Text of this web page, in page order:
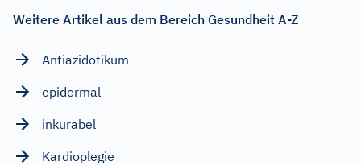
Weitere Artikel aus dem Bereich Gesundheit A-Z
Antiazidotikum
epidermal
inkurabel
Kardioplegie